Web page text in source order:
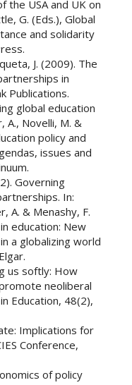
the USA and UK on
G. (Eds.), Global
and solidarity
J. (2009). The
in
Publications.
global education
A., Novelli, M. &
policy and
issues and
Governing
In:
A. & Menashy, F.
education: New
a globalizing world
us softly: How
neoliberal
Education, 48(2),
Implications for
Conference,
of policy